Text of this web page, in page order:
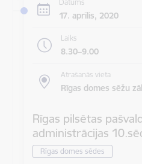
Datums
17. aprīlis, 2020
Laiks
8.30–9.00
Atrašanās vieta
Rīgas domes sēžu
Rīgas pilsētas
administrācijas
Rīgas domes sēdes